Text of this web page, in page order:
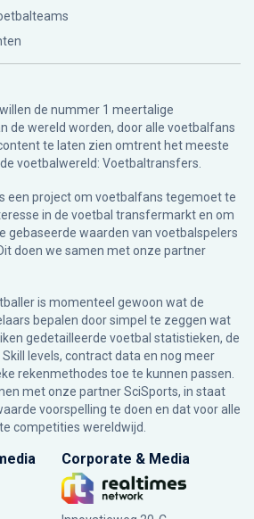
de nummer 1 meertalige
de wereld worden, door alle voetbalfans
te laten zien omtrent het meeste
voetbalwereld: Voetbaltransfers.
een project om voetbalfans tegemoet te
in de voetbal transfermarkt en om
gebaseerde waarden van voetbalspelers
doen we samen met onze partner
is momenteel gewoon wat de
bepalen door simpel te zeggen wat
gedetailleerde voetbal statistieken, de
levels, contract data en nog meer
rekenmethodes toe te kunnen passen.
met onze partner SciSports, in staat
voorspelling te doen en dat voor alle
competities wereldwijd.
Corporate & Media